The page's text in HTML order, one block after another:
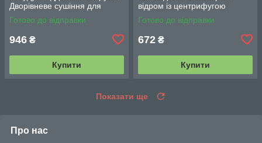
Дворівневе сушіння для
посуду Double Layered
Kitchen Rack
Готово до відправки
946 ₴
Купити
відром із центрифугою
Rotating Mop 360/Троба
швабра стрічка
Готово до відправки
672 ₴
Купити
Показати ще
Про нас